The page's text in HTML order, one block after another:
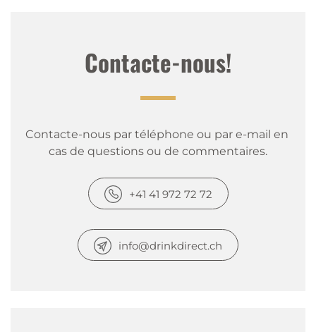
Contacte-nous!
Contacte-nous par téléphone ou par e-mail en
cas de questions ou de commentaires.
+41 41 972 72 72
info@drinkdirect.ch